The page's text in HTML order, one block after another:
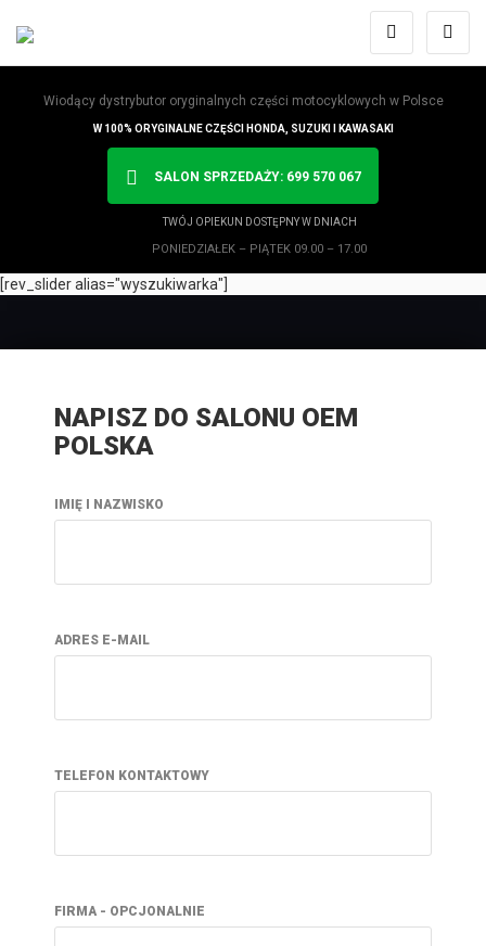
Wiodący dystrybutor oryginalnych części motocyklowych w Polsce
W 100% ORYGINALNE CZĘŚCI HONDA, SUZUKI I KAWASAKI
SALON SPRZEDAŻY: 699 570 067
TWÓJ OPIEKUN DOSTĘPNY W DNIACH
PONIEDZIAŁEK – PIĄTEK 09.00 – 17.00
[rev_slider alias="wyszukiwarka"]
NAPISZ DO SALONU OEM
POLSKA
IMIĘ I NAZWISKO
ADRES E-MAIL
TELEFON KONTAKTOWY
FIRMA - OPCJONALNIE